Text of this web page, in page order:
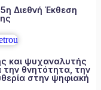
Διεθνή Έκθεση
και ψυχαναλυτής
την θνητότητα, την
στην ψηφιακή